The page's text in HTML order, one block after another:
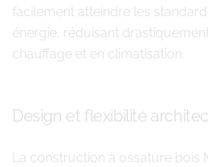
facilement atteindre les
énergie, réduisant
chauffage et en climatisation.
Design et flexibilité
La construction à ossature bois